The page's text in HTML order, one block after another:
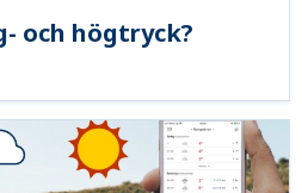
och högtryck?